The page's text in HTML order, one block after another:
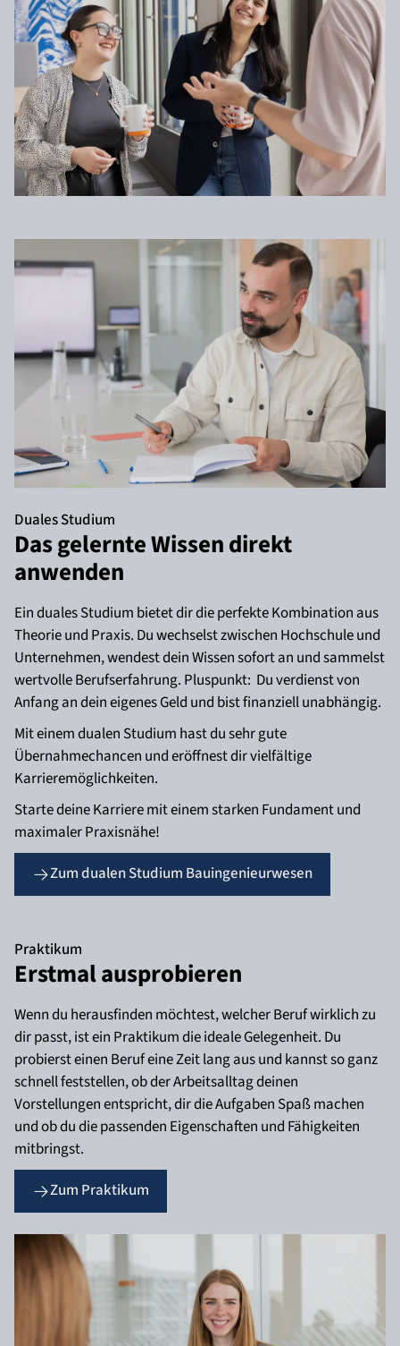
Duales Studium
Das gelernte Wissen direkt
anwenden
Ein duales Studium bietet dir die perfekte Kombination aus
Theorie und Praxis. Du wechselst zwischen Hochschule und
Unternehmen, wendest dein Wissen sofort an und sammelst
wertvolle Berufserfahrung. Pluspunkt: Du verdienst von
Anfang an dein eigenes Geld und bist finanziell unabhängig.
Mit einem dualen Studium hast du sehr gute
Übernahmechancen und eröffnest dir vielfältige
Karrieremöglichkeiten.
Starte deine Karriere mit einem starken Fundament und
maximaler Praxisnähe!
Zum dualen Studium Bauingenieurwesen
Praktikum
Erstmal ausprobieren
Wenn du herausfinden möchtest, welcher Beruf wirklich zu
dir passt, ist ein Praktikum die ideale Gelegenheit. Du
probierst einen Beruf eine Zeit lang aus und kannst so ganz
schnell feststellen, ob der Arbeitsalltag deinen
Vorstellungen entspricht, dir die Aufgaben Spaß machen
und ob du die passenden Eigenschaften und Fähigkeiten
mitbringst.
Zum Praktikum